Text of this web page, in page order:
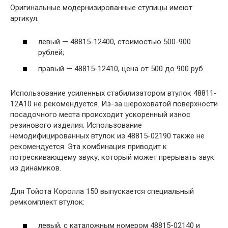
Оригинальные модернизированные ступицы имеют
артикул:
левый — 48815-12400, стоимостью 500-900
рублей;
правый — 48815-12410, цена от 500 до 900 руб.
Использование усиленных стабилизатором втулок 48811-
12A10 не рекомендуется. Из-за шероховатой поверхности
посадочного места происходит ускоренный износ
резинового изделия. Использование
немодифицированных втулок из 48815-02190 также не
рекомендуется. Эта комбинация приводит к
потрескивающему звуку, который может прерывать звук
из динамиков.
Для Тойота Королла 150 выпускается специальный
ремкомплект втулок:
левый, с каталожным номером 48815-02140 и